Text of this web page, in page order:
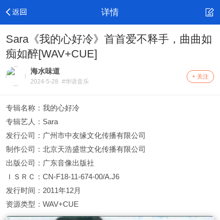
详情
Sara《我的心好冷》首首爱不释手，曲曲如
痴如醉[WAV+CUE]
海水味道
2024-5-28 #华语音乐
+ 关注
专辑名称：我的心好冷
专辑艺人：Sara
发行公司：广州市中友缘文化传播有限公司
制作公司：北京天浩盛世文化传播有限公司
出版公司：广东音像出版社
ＩＳＲＣ：CN-F18-11-674-00/A.J6
发行时间：2011年12月
资源类型：WAV+CUE